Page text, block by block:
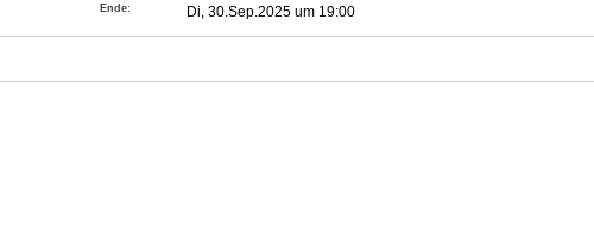
Ende: Di, 30.Sep.2025 um 19:00